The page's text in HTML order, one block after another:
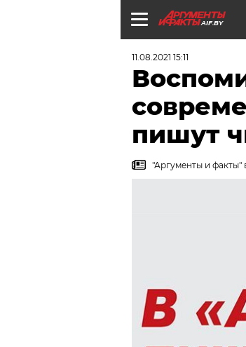
AIF.BY
11.08.2021 15:11
пишут
"Аргументы и факты"